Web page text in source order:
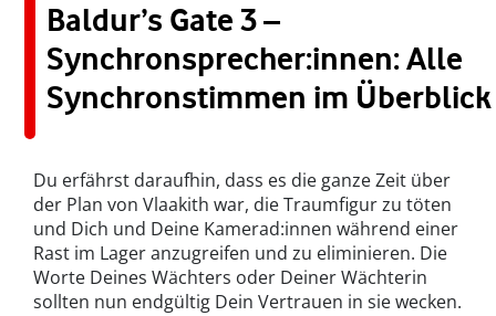
Baldur’s Gate 3 –
Synchronsprecher:innen: Alle
Synchronstimmen im Überblick
Du erfährst daraufhin, dass es die ganze Zeit über
der Plan von Vlaakith war, die Traumfigur zu töten
und Dich und Deine Kamerad:innen während einer
Rast im Lager anzugreifen und zu eliminieren. Die
Worte Deines Wächters oder Deiner Wächterin
sollten nun endgültig Dein Vertrauen in sie wecken.